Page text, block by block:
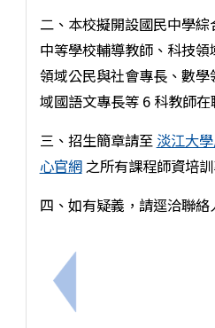
上一筆：國立臺灣師範
二、本校擬開設國民中學綜
中等學校輔導教師、科技
領域公民與社會專長、數
域國語文專長等 6 科教師在
三、招生簡章請至 淡江大
心官網之所有課程師資培
四、如有疑義，請逕洽聯絡